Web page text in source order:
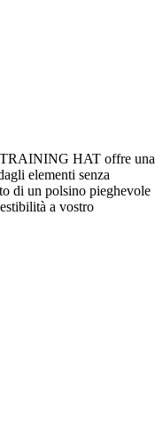
HAT offre una
elementi senza
di un polsino pieghevole
a vostro